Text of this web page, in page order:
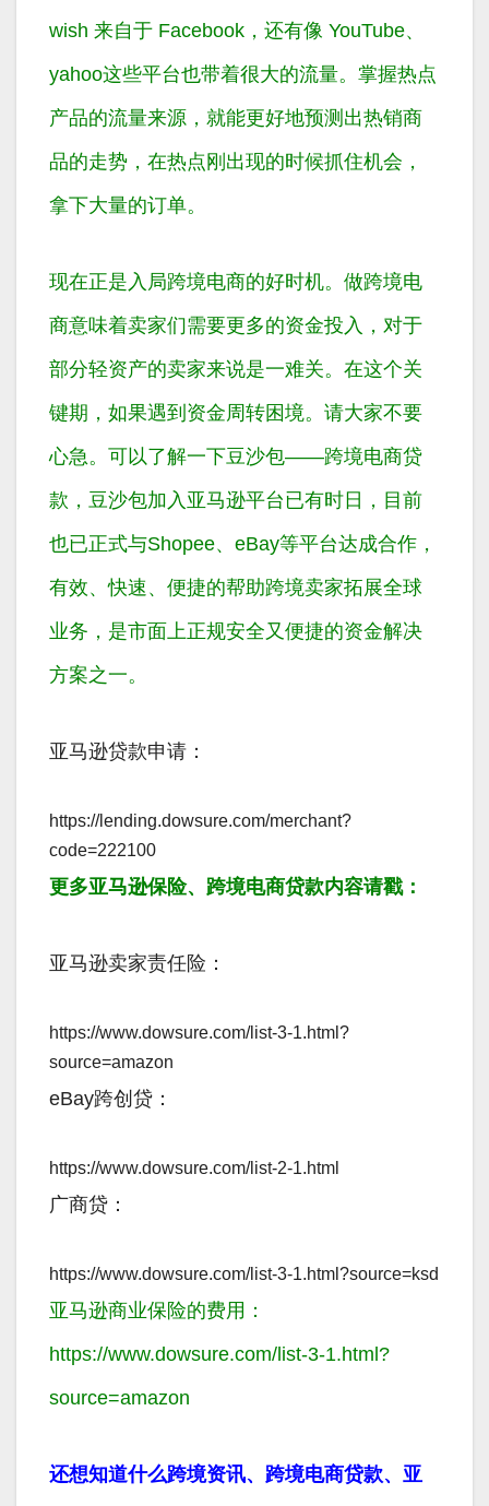
wish 来自于 Facebook，还有像 YouTube、
yahoo这些平台也带着很大的流量。掌握热点
产品的流量来源，就能更好地预测出热销商
品的走势，在热点刚出现的时候抓住机会，
拿下大量的订单。
现在正是入局跨境电商的好时机。做跨境电
商意味着卖家们需要更多的资金投入，对于
部分轻资产的卖家来说是一难关。在这个关
键期，如果遇到资金周转困境。请大家不要
心急。可以了解一下豆沙包——跨境电商贷
款，豆沙包加入亚马逊平台已有时日，目前
也已正式与Shopee、eBay等平台达成合作，
有效、快速、便捷的帮助跨境卖家拓展全球
业务，是市面上正规安全又便捷的资金解决
方案之一。
亚马逊贷款申请：
https://lending.dowsure.com/merchant?
code=222100
更多亚马逊保险、跨境电商贷款内容请戳：
亚马逊卖家责任险：
https://www.dowsure.com/list-3-1.html?
source=amazon
eBay跨创贷：
https://www.dowsure.com/list-2-1.html
广商贷：
https://www.dowsure.com/list-3-1.html?source=ksd
亚马逊商业保险的费用：
https://www.dowsure.com/list-3-1.html?
source=amazon
还想知道什么跨境资讯、跨境电商贷款、亚